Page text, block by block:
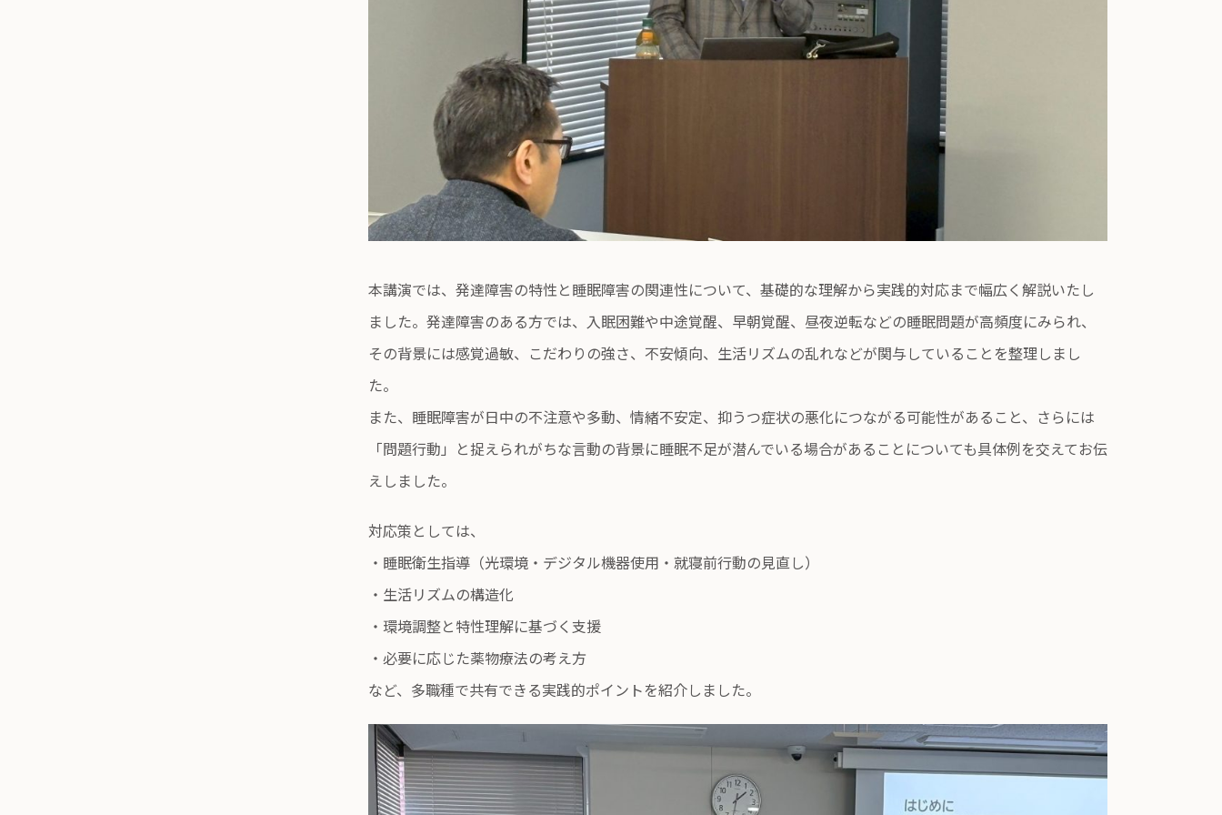
本講演では、発達障害の特性と睡眠障害の関連性について、基礎的な理解から実践的対応まで幅広く解説いたし
ました。発達障害のある方では、入眠困難や中途覚醒、早朝覚醒、昼夜逆転などの睡眠問題が高頻度にみられ、
その背景には感覚過敏、こだわりの強さ、不安傾向、生活リズムの乱れなどが関与していることを整理しまし
た。
また、睡眠障害が日中の不注意や多動、情緒不安定、抑うつ症状の悪化につながる可能性があること、さらには
「問題行動」と捉えられがちな言動の背景に睡眠不足が潜んでいる場合があることについても具体例を交えてお伝
えしました。
対応策としては、
・睡眠衛生指導（光環境・デジタル機器使用・就寝前行動の見直し）
・生活リズムの構造化
・環境調整と特性理解に基づく支援
・必要に応じた薬物療法の考え方
など、多職種で共有できる実践的ポイントを紹介しました。